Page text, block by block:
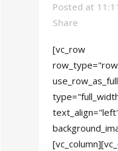
Posted at
Share
[vc_row